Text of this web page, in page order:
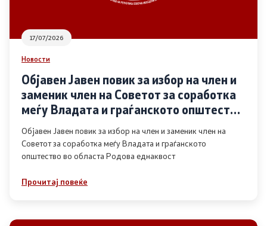
Дијалог меѓу Владата и граѓанскиот сектор
Отворени денови за иницијативи на граѓанските
организации
Финансиска поддршка
17/07/2026
Новости
Објавен Јавен повик за избор на член и
заменик член на Советот за соработка
меѓу Владата и граѓанското општество
во областа Родова еднаквост
Објавен Јавен повик за избор на член и заменик член на
Советот за соработка меѓу Владата и граѓанското
општество во областа Родова еднаквост
Прочитај повеќе